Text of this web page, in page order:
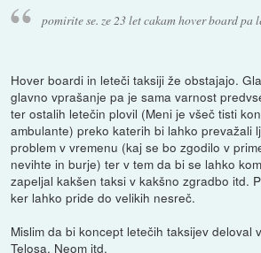
pomirite se. ze 23 let cakam hover board pa
Hover boardi in leteči taksiji že obstajajo.
glavno vprašanje pa je sama varnost
ter ostalih letečin plovil (Meni je všeč tisti
ambulante) preko katerih bi lahko prevažali
problem v vremenu (kaj se bo zgodilo v
nevihte in burje) ter v tem da bi se lahko
zapeljal kakšen taksi v kakšno zgradbo itd.
ker lahko pride do velikih nesreč.
Mislim da bi koncept letečih taksijev deloval
Telosa, Neom itd.